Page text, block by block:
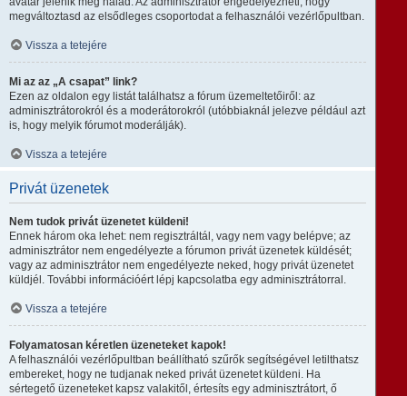
megváltoztasd az elsődleges csoportodat a felhasználói vezérlőpultban.
Vissza a tetejére
Mi az az „A csapat” link?
Ezen az oldalon egy listát találhatsz a fórum üzemeltetőiről: az
adminisztrátorokról és a moderátorokról (utóbbiaknál jelezve például azt
is, hogy melyik fórumot moderálják).
Vissza a tetejére
Privát üzenetek
Nem tudok privát üzenetet küldeni!
Ennek három oka lehet: nem regisztráltál, vagy nem vagy belépve; az
adminisztrátor nem engedélyezte a fórumon privát üzenetek küldését;
vagy az adminisztrátor nem engedélyezte neked, hogy privát üzenetet
küldjél. További információért lépj kapcsolatba egy adminisztrátorral.
Vissza a tetejére
Folyamatosan kéretlen üzeneteket kapok!
A felhasználói vezérlőpultban beállítható szűrők segítségével letilthatsz
embereket, hogy ne tudjanak neked privát üzenetet küldeni. Ha
sértegető üzeneteket kapsz valakitől, értesíts egy adminisztrátort, ő